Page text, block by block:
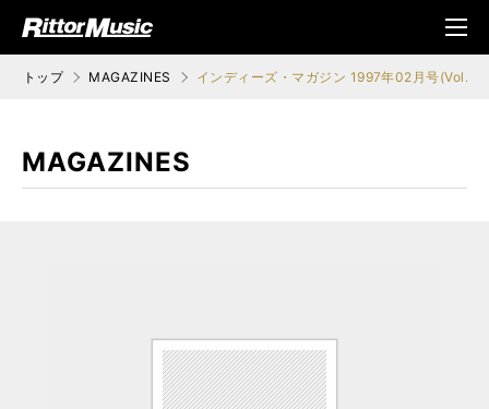
ジック (Rittor Musi
メニ
ュ
トップ MAGAZINES インディーズ・マガジン 1997年02月号
MAGAZINES